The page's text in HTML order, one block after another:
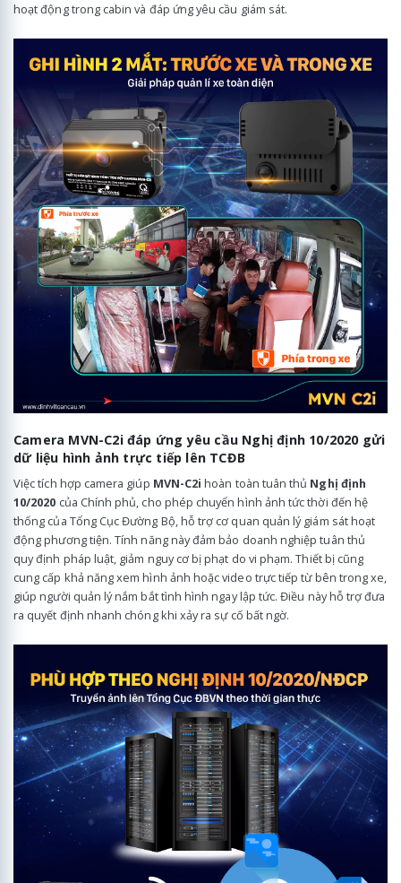
hoạt động trong cabin và đáp ứng yêu cầu giám sát.
Camera MVN-C2i đáp ứng yêu cầu Nghị định 10/2020 gửi
dữ liệu hình ảnh trực tiếp lên TCĐB
Việc tích hợp camera giúp MVN-C2i hoàn toàn tuân thủ Nghị định
10/2020 của Chính phủ, cho phép chuyển hình ảnh tức thời đến hệ
thống của Tổng Cục Đường Bộ, hỗ trợ cơ quan quản lý giám sát hoạt
động phương tiện. Tính năng này đảm bảo doanh nghiệp tuân thủ
quy định pháp luật, giảm nguy cơ bị phạt do vi phạm. Thiết bị cũng
cung cấp khả năng xem hình ảnh hoặc video trực tiếp từ bên trong xe,
giúp người quản lý nắm bắt tình hình ngay lập tức. Điều này hỗ trợ đưa
ra quyết định nhanh chóng khi xảy ra sự cố bất ngờ.